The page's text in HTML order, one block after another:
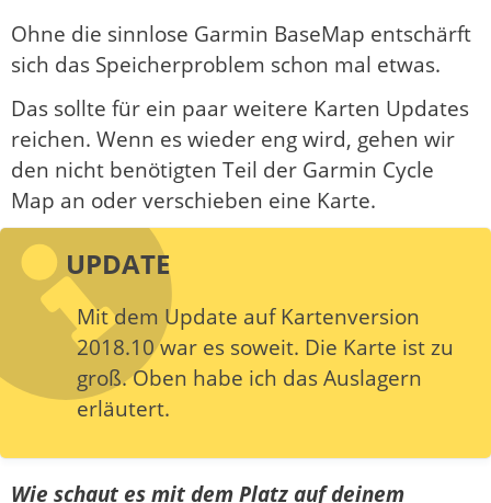
Ohne die sinnlose Garmin BaseMap entschärft
sich das Speicherproblem schon mal etwas.
Das sollte für ein paar weitere Karten Updates
reichen. Wenn es wieder eng wird, gehen wir
den nicht benötigten Teil der Garmin Cycle
Map an oder verschieben eine Karte.
UPDATE
Mit dem Update auf Kartenversion
2018.10 war es soweit. Die Karte ist zu
groß. Oben habe ich das Auslagern
erläutert.
Wie schaut es mit dem Platz auf deinem